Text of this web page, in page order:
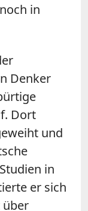
in
Denker
Dort
und
in
er sich
über